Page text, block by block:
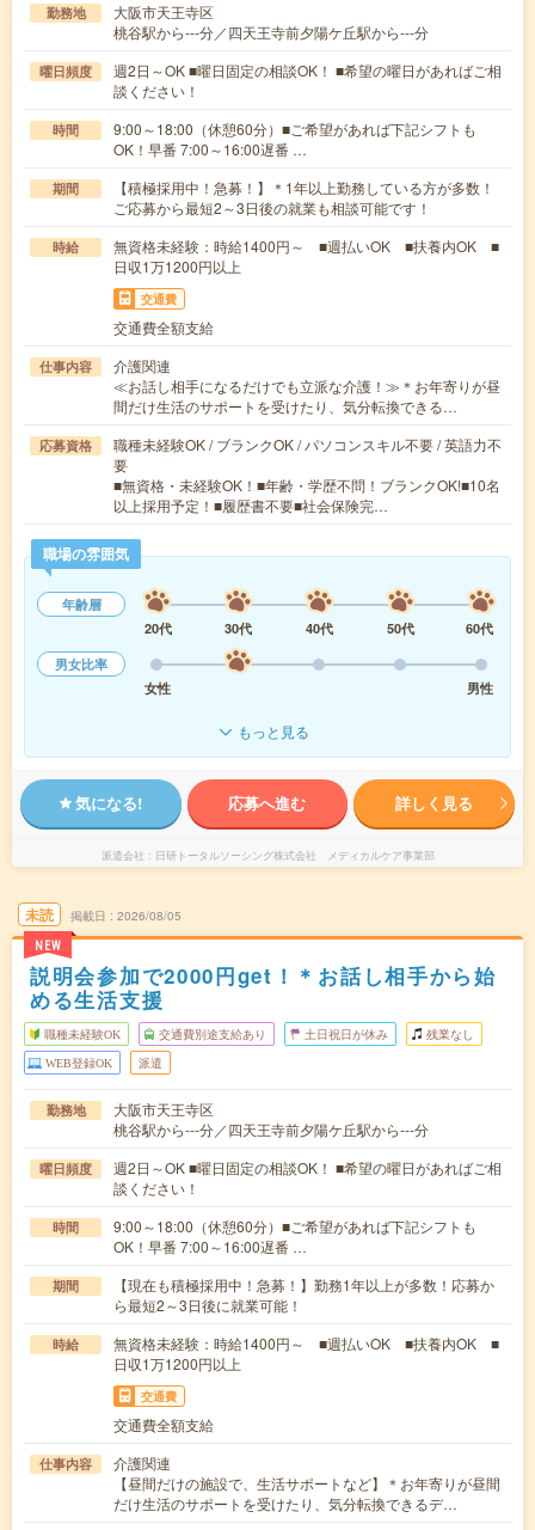
勤務地
大阪市天王寺区
桃谷駅から---分／四天王寺前夕陽ケ丘駅から---分
曜日頻度
週2日～OK ■曜日固定の相談OK！ ■希望の曜日があればご相
談ください！
時間
9:00～18:00（休憩60分）■ご希望があれば下記シフトも
OK！早番 7:00～16:00遅番 …
期間
【積極採用中！急募！】＊1年以上勤務している方が多数！
ご応募から最短2～3日後の就業も相談可能です！
時給
無資格未経験：時給1400円～ ■週払いOK ■扶養内OK ■
日収1万1200円以上
交通費
交通費全額支給
仕事内容
介護関連
≪お話し相手になるだけでも立派な介護！≫＊お年寄りが昼
間だけ生活のサポートを受けたり、気分転換できる…
応募資格
職種未経験OK / ブランクOK / パソコンスキル不要 / 英語力不
要
■無資格・未経験OK！■年齢・学歴不問！ブランクOK!■10名
以上採用予定！■履歴書不要■社会保険完…
職場の雰囲気
年齢層
20代
30代 40代 50代
60代
男女比率
女性
男性
もっと見る
気になる! 応募へ進む 詳しく見る
派遣会社 日研トータルソーシング株式会社 メディカルケア事業部
未読
NEW
掲載日 2026/08/05
説明会参加で2000円get！＊お話し相手から始
める生活支援
職種未経験OK 交通費別途支給あり 土日祝日が休み 残業なし
WEB登録OK 派遣
勤務地
大阪市天王寺区
桃谷駅から---分／四天王寺前夕陽ケ丘駅から---分
曜日頻度
週2日～OK ■曜日固定の相談OK！ ■希望の曜日があればご相
談ください！
時間
9:00～18:00（休憩60分）■ご希望があれば下記シフトも
OK！早番 7:00～16:00遅番 …
期間
【現在も積極採用中！急募！】勤務1年以上が多数！応募か
ら最短2～3日後に就業可能！
時給
無資格未経験：時給1400円～ ■週払いOK ■扶養内OK ■
日収1万1200円以上
交通費
交通費全額支給
仕事内容
介護関連
【昼間だけの施設で、生活サポートなど】＊お年寄りが昼間
だけ生活のサポートを受けたり、気分転換できるデ…